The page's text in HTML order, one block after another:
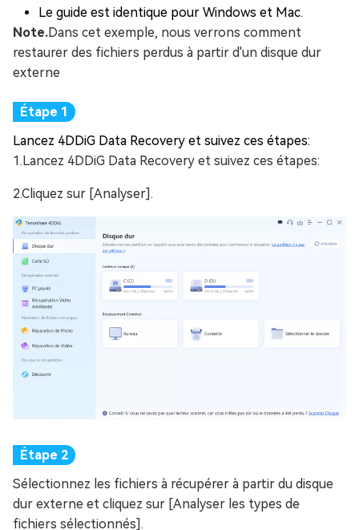
Le guide est identique pour Windows et Mac.
Note.Dans cet exemple, nous verrons comment
restaurer des fichiers perdus à partir d'un disque dur
externe
Lancez 4DDiG Data Recovery et suivez ces étapes:
1.Lancez 4DDiG Data Recovery et suivez ces étapes:
2.Cliquez sur [Analyser].
Sélectionnez les fichiers à récupérer à partir du disque
dur externe et cliquez sur [Analyser les types de
fichiers sélectionnés].